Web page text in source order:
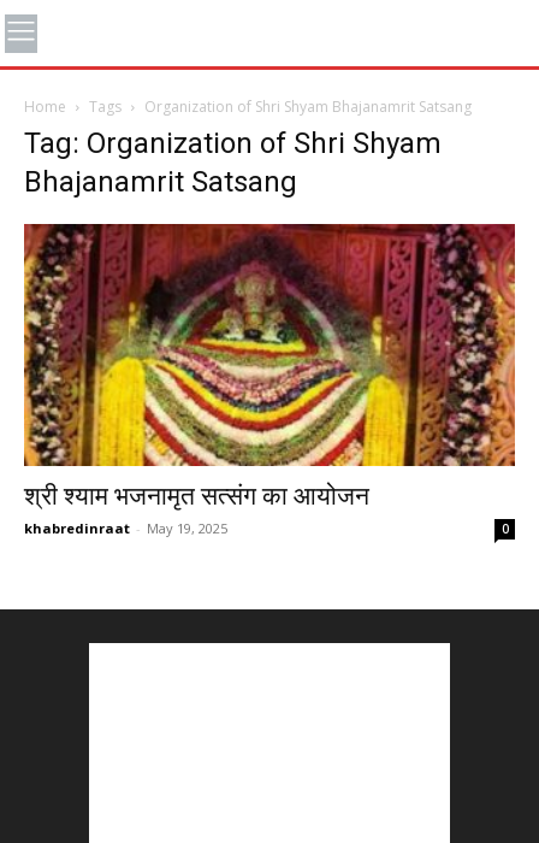
Home Tags Organization of Shri Shyam Bhajanamrit Satsang
Tag: Organization of Shri Shyam
Bhajanamrit Satsang
श्री श्याम भजनामृत सत्संग का आयोजन
khabredinraat - May 19, 2025 0